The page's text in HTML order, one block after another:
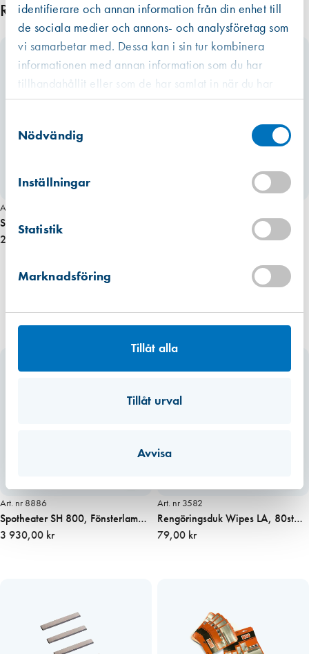
identifierare och annan information från din enhet till
de sociala medier och annons- och analysföretag som
vi samarbetar med. Dessa kan i sin tur kombinera
informationen med annan information som du har
tillhandahållit eller som de har samlat in när du har
använt deras tjänster.
Nödvändig
Inställningar
Statistik
Marknadsföring
Tillåt alla
Tillåt urval
Avvisa
Relaterade produkter
Art. nr 3252
Speedheater Cobra
2 396,00 kr
Art. nr 8886
Spotheater SH 800, Fönsterlampa
för färg och kitt
3 930,00 kr
Art. nr 3582
Rengöringsduk Wipes LA, 80st
per behållare
79,00 kr
Slut i lager
Förväntad leverans: 2026-08-02
Hitta hit
Hitta hit